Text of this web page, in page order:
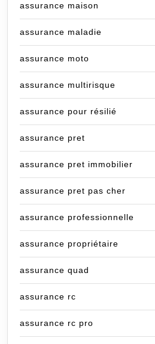
assurance maison
assurance maladie
assurance moto
assurance multirisque
assurance pour résilié
assurance pret
assurance pret immobilier
assurance pret pas cher
assurance professionnelle
assurance propriétaire
assurance quad
assurance rc
assurance rc pro